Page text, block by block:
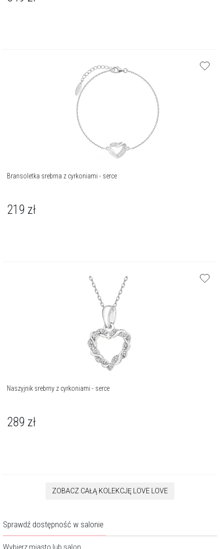
Bransoletka srebrna z cyrkoniami - serce
219 zł
Naszyjnik srebrny z cyrkoniami - serce
289 zł
ZOBACZ CAŁĄ KOLEKCJĘ LOVE LOVE
Sprawdź dostępność w salonie
Wybierz miasto lub salon